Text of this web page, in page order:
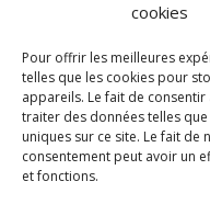
cookies
Pour offrir les meilleures
telles que les cookies pour
appareils. Le fait de
traiter des données telles
uniques sur ce site. Le fait
consentement peut avoir un
et fonctions.
À propos
Questions
Mission et